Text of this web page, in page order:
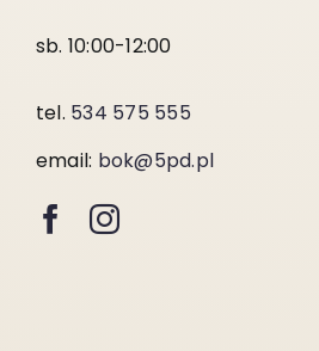
sb. 10:00-12:00
tel. 534 575 555
email: bok@5pd.pl